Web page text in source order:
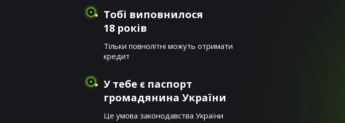
Тобі виповнилося
18 років
Тільки повнолітні можуть отримати
кредит
У тебе є паспорт
громадянина України
Це умова законодавства України